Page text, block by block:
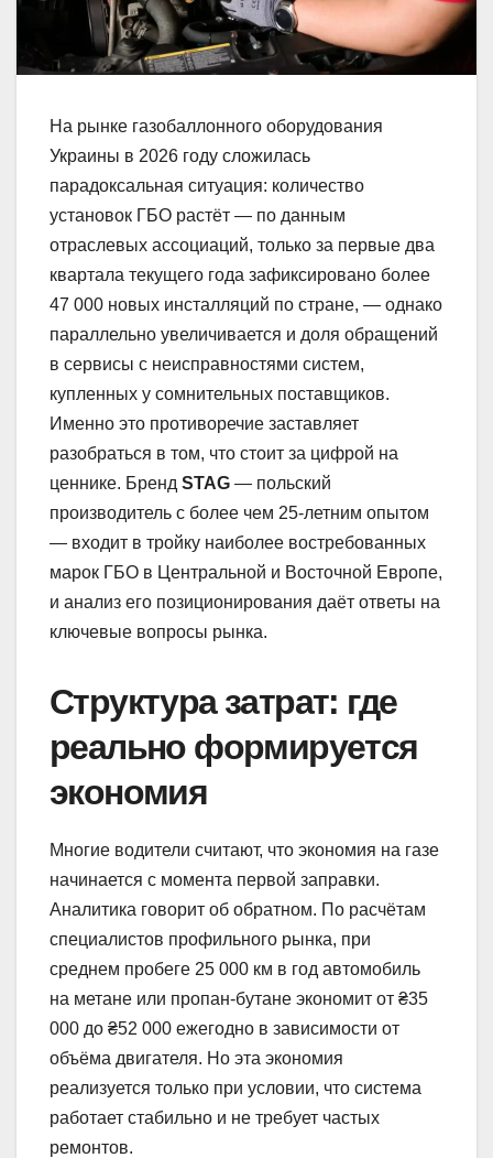
На рынке газобаллонного оборудования
Украины в 2026 году сложилась
парадоксальная ситуация: количество
установок ГБО растёт — по данным
отраслевых ассоциаций, только за первые два
квартала текущего года зафиксировано более
47 000 новых инсталляций по стране, — однако
параллельно увеличивается и доля обращений
в сервисы с неисправностями систем,
купленных у сомнительных поставщиков.
Именно это противоречие заставляет
разобраться в том, что стоит за цифрой на
ценнике. Бренд STAG — польский
производитель с более чем 25-летним опытом
— входит в тройку наиболее востребованных
марок ГБО в Центральной и Восточной Европе,
и анализ его позиционирования даёт ответы на
ключевые вопросы рынка.
Структура затрат: где
реально формируется
экономия
Многие водители считают, что экономия на газе
начинается с момента первой заправки.
Аналитика говорит об обратном. По расчётам
специалистов профильного рынка, при
среднем пробеге 25 000 км в год автомобиль
на метане или пропан-бутане экономит от ₴35
000 до ₴52 000 ежегодно в зависимости от
объёма двигателя. Но эта экономия
реализуется только при условии, что система
работает стабильно и не требует частых
ремонтов.